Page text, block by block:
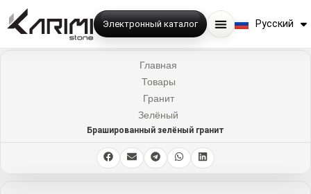
Русский
فارسی
Электронный каталог
Главная
Товары
Гранит
Зелёный
Брашированный зелёный гранит